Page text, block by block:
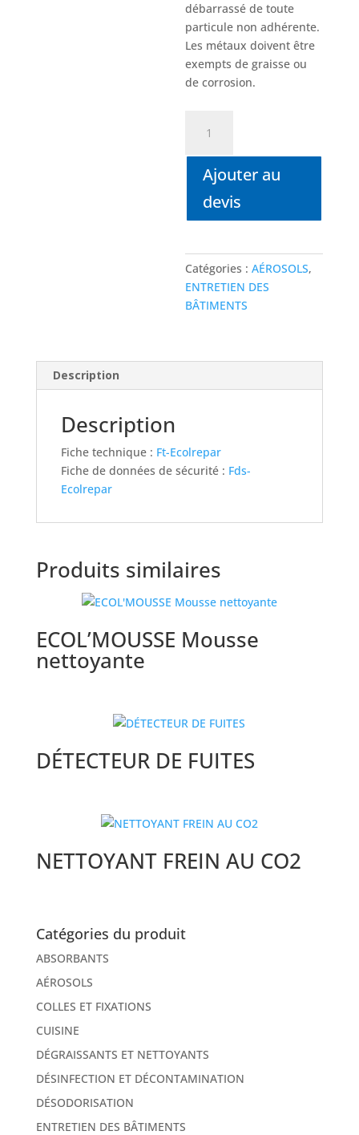
débarrassé de toute
particule non adhérente.
Les métaux doivent être
exempts de graisse ou
de corrosion.
ECOLREPAR
Obturateur
réparateur
antifuite
Ajouter au
devis
Catégories :AÉROSOLS,
ENTRETIEN DES
BÂTIMENTS
Description
Description
Fiche technique : Ft-Ecolrepar
Fiche de données de sécurité : Fds-
Ecolrepar
Produits similaires
ECOL’MOUSSE Mousse
nettoyante
DÉTECTEUR DE FUITES
NETTOYANT FREIN AU CO2
Catégories du produit
ABSORBANTS
AÉROSOLS
COLLES ET FIXATIONS
CUISINE
DÉGRAISSANTS ET NETTOYANTS
DÉSINFECTION ET DÉCONTAMINATION
DÉSODORISATION
ENTRETIEN DES BÂTIMENTS